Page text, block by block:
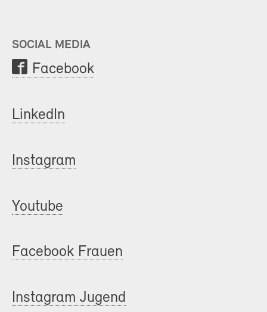
SOCIAL MEDIA
Facebook
LinkedIn
Instagram
Youtube
Facebook Frauen
Instagram Jugend